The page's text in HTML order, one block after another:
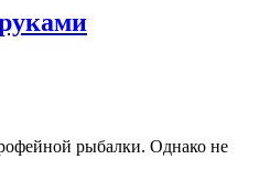
рыбалки. Однако не